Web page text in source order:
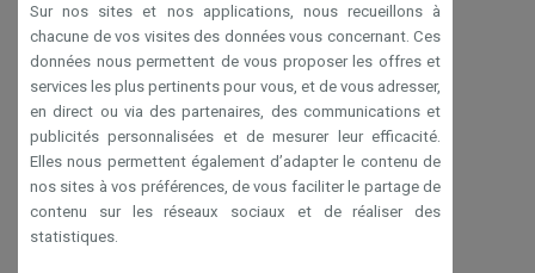
Sur nos sites et nos applications, nous recueillons à
chacune de vos visites des données vous concernant. Ces
données nous permettent de vous proposer les offres et
services les plus pertinents pour vous, et de vous adresser,
en direct ou via des partenaires, des communications et
publicités personnalisées et de mesurer leur efficacité.
Elles nous permettent également d’adapter le contenu de
nos sites à vos préférences, de vous faciliter le partage de
contenu sur les réseaux sociaux et de réaliser des
statistiques.